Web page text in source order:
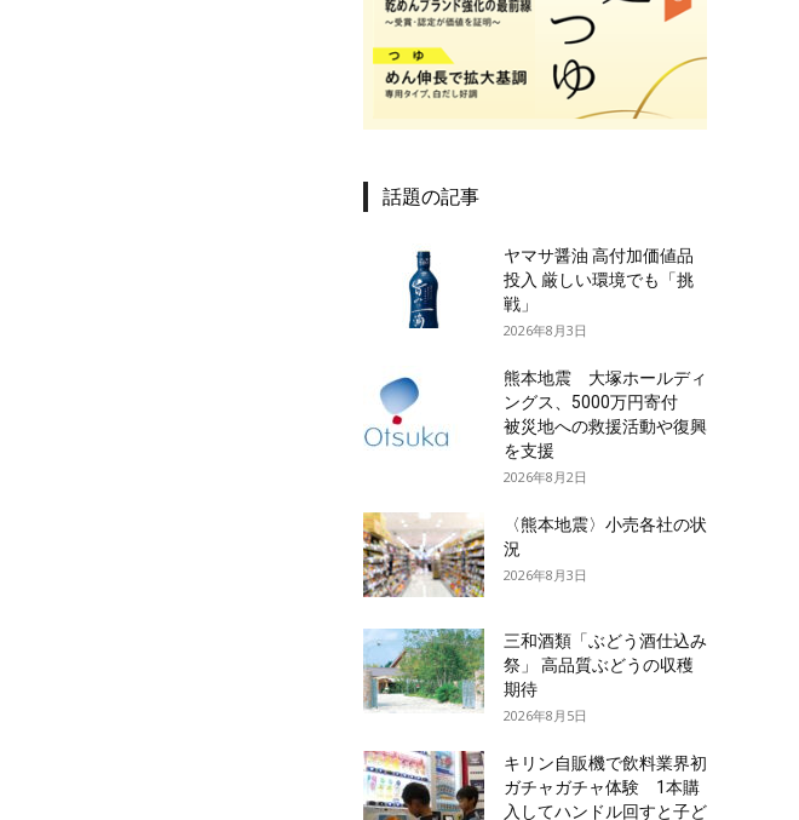
話題の記事
ヤマサ醤油 高付加価値品
投入 厳しい環境でも「挑
戦」
2026年8月3日
熊本地震 大塚ホールディ
ングス、5000万円寄付
被災地への救援活動や復興
を支援
2026年8月2日
〈熊本地震〉小売各社の状
況
2026年8月3日
三和酒類「ぶどう酒仕込み
祭」 高品質ぶどうの収穫
期待
2026年8月5日
キリン自販機で飲料業界初
ガチャガチャ体験 1本購
入してハンドル回すと子ど